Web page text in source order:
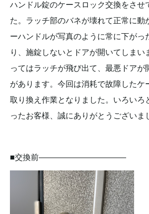
ハンドル錠のケースロック交換をさせ
た。ラッチ部のバネが壊れて正常に動
ーハンドルが写真のように常に下がっ
り、施錠しないとドアが開いてしまい
ってはラッチが飛び出て、最悪ドアが
があります。今回は消耗で故障したケ
取り換え作業となりました。いろいろ
ったお客様、誠にありがとうございま
■交換前———————————